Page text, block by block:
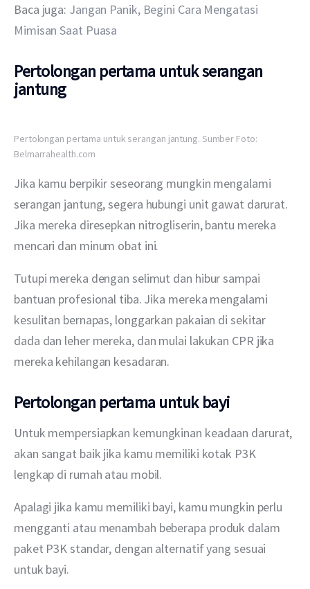
Baca juga: Jangan Panik, Begini Cara Mengatasi
Mimisan Saat Puasa
Pertolongan pertama untuk serangan
jantung
Pertolongan pertama untuk serangan jantung. Sumber Foto:
Belmarrahealth.com
Jika kamu berpikir seseorang mungkin mengalami
serangan jantung, segera hubungi unit gawat darurat.
Jika mereka diresepkan nitrogliserin, bantu mereka
mencari dan minum obat ini.
Tutupi mereka dengan selimut dan hibur sampai
bantuan profesional tiba. Jika mereka mengalami
kesulitan bernapas, longgarkan pakaian di sekitar
dada dan leher mereka, dan mulai lakukan CPR jika
mereka kehilangan kesadaran.
Pertolongan pertama untuk bayi
Untuk mempersiapkan kemungkinan keadaan darurat,
akan sangat baik jika kamu memiliki kotak P3K
lengkap di rumah atau mobil.
Apalagi jika kamu memiliki bayi, kamu mungkin perlu
mengganti atau menambah beberapa produk dalam
paket P3K standar, dengan alternatif yang sesuai
untuk bayi.